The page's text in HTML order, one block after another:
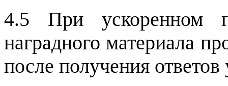
4.5 При ускоренном
наградного материала
после получения